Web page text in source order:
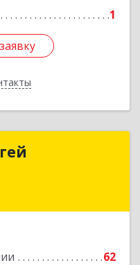
1
Подробнее
62
Сергей